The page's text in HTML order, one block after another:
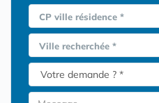
CP ville résidence *
Ville recherchée *